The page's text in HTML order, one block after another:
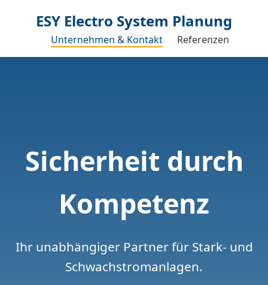
ESY Electro System Planung
Unternehmen & Kontakt Referenzen
Sicherheit durch
Kompetenz
Ihr unabhängiger Partner für Stark- und
Schwachstromanlagen.